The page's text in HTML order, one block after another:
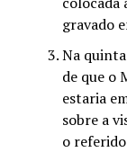
gravado
Na
de que o
estaria
sobre a
o